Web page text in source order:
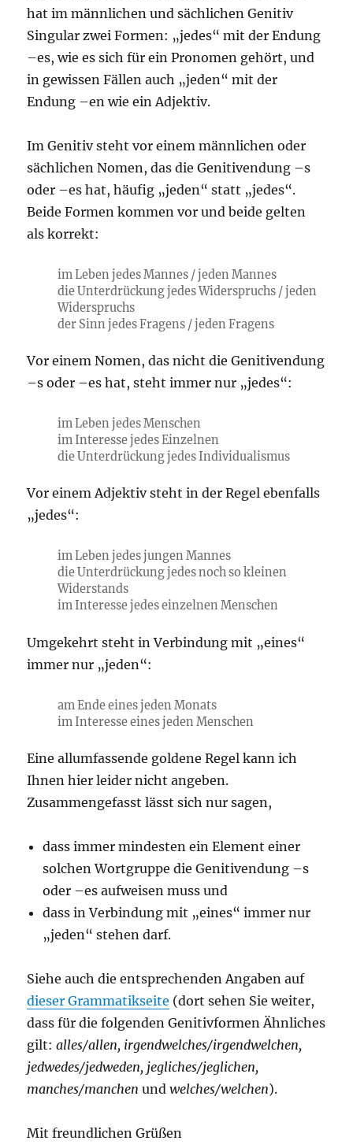
hat im männlichen und sächlichen Genitiv
Singular zwei Formen: „jedes“ mit der Endung
–es, wie es sich für ein Pronomen gehört, und
in gewissen Fällen auch „jeden“ mit der
Endung –en wie ein Adjektiv.
Im Genitiv steht vor einem männlichen oder
sächlichen Nomen, das die Genitivendung –s
oder –es hat, häufig „jeden“ statt „jedes“.
Beide Formen kommen vor und beide gelten
als korrekt:
im Leben jedes Mannes / jeden Mannes
die Unterdrückung jedes Widerspruchs / jeden
Widerspruchs
der Sinn jedes Fragens / jeden Fragens
Vor einem Nomen, das nicht die Genitivendung
–s oder –es hat, steht immer nur „jedes“:
im Leben jedes Menschen
im Interesse jedes Einzelnen
die Unterdrückung jedes Individualismus
Vor einem Adjektiv steht in der Regel ebenfalls
„jedes“:
im Leben jedes jungen Mannes
die Unterdrückung jedes noch so kleinen
Widerstands
im Interesse jedes einzelnen Menschen
Umgekehrt steht in Verbindung mit „eines“
immer nur „jeden“:
am Ende eines jeden Monats
im Interesse eines jeden Menschen
Eine allumfassende goldene Regel kann ich
Ihnen hier leider nicht angeben.
Zusammengefasst lässt sich nur sagen,
dass immer mindesten ein Element einer
solchen Wortgruppe die Genitivendung –s
oder –es aufweisen muss und
dass in Verbindung mit „eines“ immer nur
„jeden“ stehen darf.
Siehe auch die entsprechenden Angaben auf
dieser Grammatikseite (dort sehen Sie weiter,
dass für die folgenden Genitivformen Ähnliches
gilt:alles/allen, irgendwelches/irgendwelchen,
jedwedes/jedweden, jegliches/jeglichen,
manches/manchen undwelches/welchen).
Mit freundlichen Grüßen